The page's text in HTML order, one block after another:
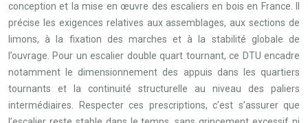
conception et la mise en œuvre des escaliers en bois en France. Il
précise les exigences relatives aux assemblages, aux sections de
limons, à la fixation des marches et à la stabilité globale de
l’ouvrage. Pour un escalier double quart tournant, ce DTU encadre
notamment le dimensionnement des appuis dans les quartiers
tournants et la continuité structurelle au niveau des paliers
intermédiaires. Respecter ces prescriptions, c’est s’assurer que